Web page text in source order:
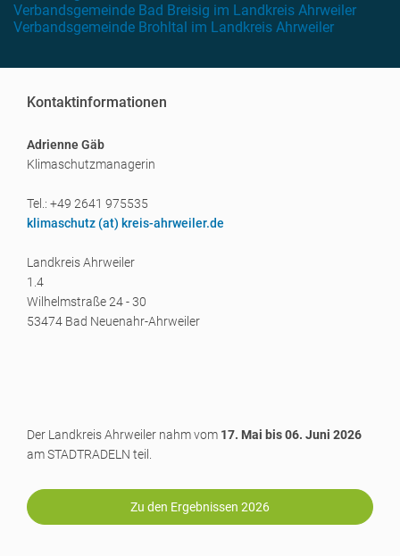
Verbandsgemeinde Bad Breisig im Landkreis Ahrweiler
Verbandsgemeinde Brohltal im Landkreis Ahrweiler
Kontaktinformationen
Adrienne Gäb
Klimaschutzmanagerin
Tel.: +49 2641 975535
klimaschutz (at) kreis-ahrweiler.de
Landkreis Ahrweiler
1.4
Wilhelmstraße 24 - 30
53474 Bad Neuenahr-Ahrweiler
Der Landkreis Ahrweiler nahm vom 17. Mai bis 06. Juni 2026
am STADTRADELN teil.
Zu den Ergebnissen 2026